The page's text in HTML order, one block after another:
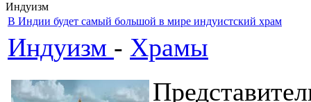
Индуизм
В Индии будет самый большой в мире индуистский храм
Индуизм - Храмы